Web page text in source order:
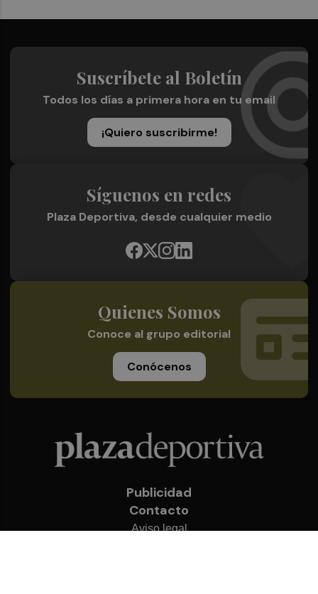
Suscríbete al Boletín
Todos los días a primera hora en tu email
¡Quiero suscribirme!
Síguenos en redes
Plaza Deportiva, desde cualquier medio
Quienes Somos
Conoce al grupo editorial
Conócenos
Publicidad
Contacto
Aviso legal